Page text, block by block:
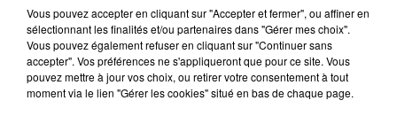
Sarah Kherbouche-Sassi - Planning familial de
Rouen
Vous pouvez accepter en cliquant sur "Accepter et fermer", ou affiner en
sélectionnant les finalités et/ou partenaires dans "Gérer mes choix".
Vous pouvez également refuser en cliquant sur "Continuer sans
accepter". Vos préférences ne s'appliqueront que pour ce site. Vous
pouvez mettre à jour vos choix, ou retirer votre consentement à tout
moment via le lien "Gérer les cookies" situé en bas de chaque page.